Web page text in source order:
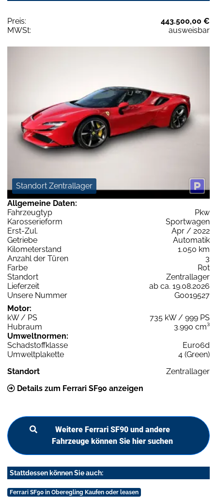
Preis:
443.500,00 €
MWSt:
ausweisbar
Standort Zentrallager
Allgemeine Daten:
Fahrzeugtyp
Pkw
Karosserieform
Sportwagen
Erst-Zul.
Apr / 2022
Getriebe
Automatik
Kilometerstand
1.050 km
Anzahl der Türen
3
Farbe
Rot
Standort
Zentrallager
Lieferzeit
ab ca. 19.08.2026
Unsere Nummer
G0019527
Motor:
kW / PS
735 kW / 999 PS
Hubraum
3.990 cm³
Umweltnormen:
Schadstoffklasse
Euro6d
Umweltplakette
4 (Green)
Standort
Zentrallager
Details zum Ferrari SF90 anzeigen
Weitere Ferrari SF90 und andere
Fahrzeuge können Sie hier suchen
Stattdessen können Sie auch:
Ferrari SF90 in Oberegling Kaufen oder leasen